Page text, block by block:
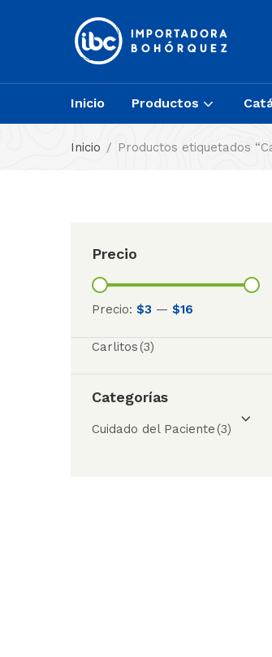
Inicio Productos
Inicio Productos etiquetados
Precio
Precio: $3 — $16
Carlitos(3)
Categorías
Cuidado del Paciente(3)